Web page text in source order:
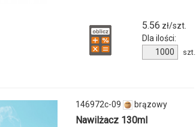
5.56 zł/szt.
Dla ilości:
Ilość
produktu
szt.
146972c-09 brązowy
Nawilżacz 130ml